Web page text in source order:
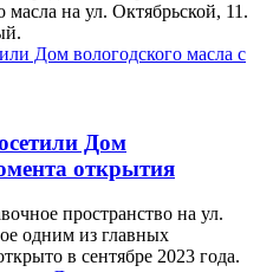
масла на ул. Октябрьской, 11.
Дом
открытия
пространство на ул.
одним из главных
в сентябре 2023 года.